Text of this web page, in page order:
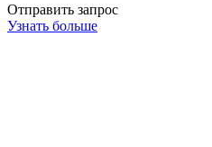
Отправить запрос
Узнать больше